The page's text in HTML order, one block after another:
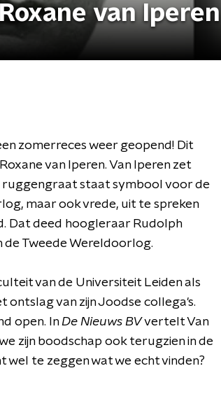
van Iperen
zomerreces weer geopend! Dit
van Iperen. Van Iperen zet
ruggengraat staat symbool voor de
maar ook vrede, uit te spreken
Dat deed hoogleraar Rudolph
de Tweede Wereldoorlog.
van de Universiteit Leiden als
ontslag van zijn Joodse collega's.
open. InDe Nieuws BVvertelt Van
zijn boodschap ook terugzien in de
wel te zeggen wat we echt vinden?